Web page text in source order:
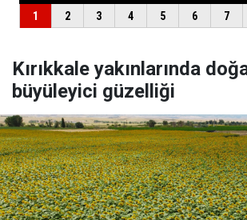
Kırıkkale yakınlarında
büyüleyici güzelliği